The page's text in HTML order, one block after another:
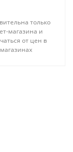
только
магазина и
от цен в